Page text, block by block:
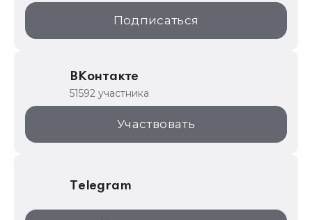
1С:Образование
ИТС.1C.ru
1С:Торговая площадка
Подписаться
ВКонтакте
51592 участника
Участвовать
Telegram